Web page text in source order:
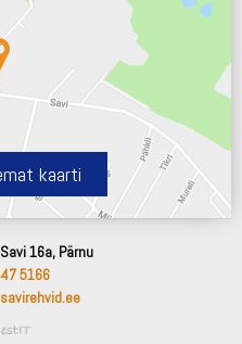
kaarti
16a, Pärnu
5166